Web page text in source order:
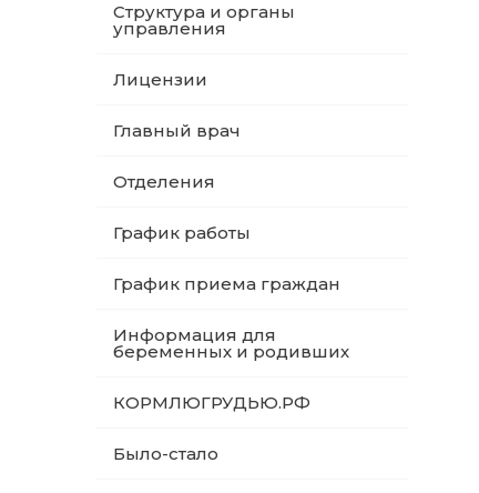
Структура и органы
управления
Лицензии
Главный врач
Отделения
График работы
График приема граждан
Информация для
беременных и родивших
КОРМЛЮГРУДЬЮ.РФ
Было-стало